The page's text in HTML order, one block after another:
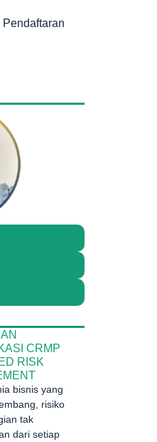
Pendaftaran
CRMP
RISK
bisnis yang
risiko
tak
dari setiap